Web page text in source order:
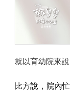
就以育幼院來
比方說，院內